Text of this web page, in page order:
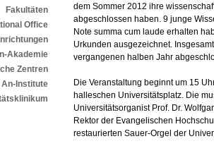
Fakultäten
Office
Akademie
Zentren
An-Institute
dem Sommer 2012 ihre
abgeschlossen haben. 9 junge
Note summa cum laude erhalten
Urkunden ausgezeichnet.
vergangenen halben Jahr
Die Veranstaltung beginnt um 15
halleschen Universitätsplatz. Die
Universitätsorganist Prof. Dr.
Rektor der Evangelischen
restaurierten Sauer-Orgel der